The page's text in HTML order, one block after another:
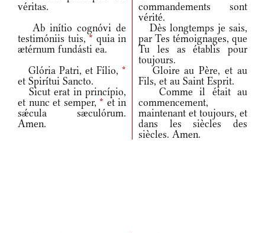
véritas.
commandements sont
vérité.
Ab inítio cognóvi de
testimóniis tuis, * quia in
ætérnum fundásti ea.
Dès longtemps je sais,
par Tes témoignages, que
Tu les as établis pour
toujours.
Glória Patri, et Fílio, *
et Spirítui Sancto.
Gloire au Père, et au
Fils, et au Saint Esprit.
Sicut erat in princípio,
et nunc et semper, * et in
sǽcula sæculórum.
Amen.
Comme il était au
commencement,
maintenant et toujours, et
dans les siècles des
siècles. Amen.